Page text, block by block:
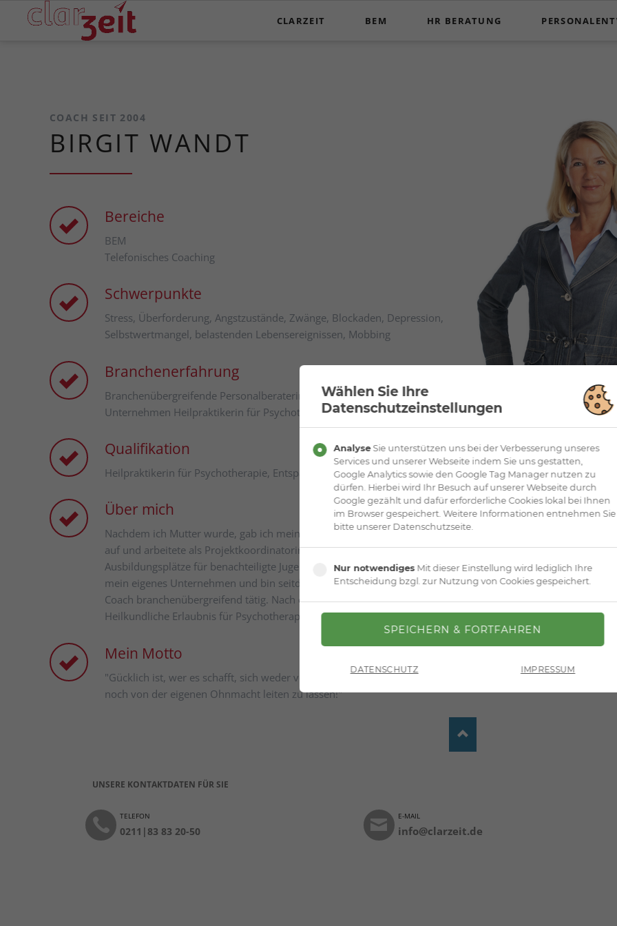
CLARZEIT BEM HR BERATUNG
COACH SEIT 2004
BIRGIT WANDT
Bereiche
BEM
Telefonisches Coaching
Schwerpunkte
Stress, Über­for­de­rung, Angst­zu­stän­de, Zwän­ge, Block­aden, De­press­ion,
Selbst­wert­man­gel, be­last­en­den Le­bens­er­eig­nissen, Mobbing
Branchenerfahrung
Branchenübergreifende Personalberaterin und Coach im eigenen
Unternehmen Heilpraktikerin für Psychotherapie in eigener Praxis
Qualifikation
Heilpraktikerin für Psychotherapie, Entspannungstrainerin und Coach
Über mich
Nachdem ich Mutter wurde, gab ich meinen Beruf im Hotelmanagement
auf und arbeitete als Projektkoordinatorin für die Schaffung zusätzlicher
Ausbildungsplätze für benachteiligte Jugendliche. 2004 gründete ich
mein eigenes Unternehmen und bin seitdem als Personalberaterin und
Coach branchenübergreifend tätig. Nach einem Studium erwarb ich die
Heilkundliche Erlaubnis für Psychotherapie.
Mein Motto
"Gücklich ist, wer es schafft, sich weder von der Macht der anderen,
noch von der eigenen Ohnmacht leiten zu lassen!"
UNSERE KONTAKTDATEN FÜR SIE
TELEFON
0211|83 83 20-50
E-MAIL
info@clarzeit.de
Wählen Sie Ihre
Datenschutzeinstellungen
Analyse Sie unterstützen uns bei der Verbesserung unseres
Services und unserer Webseite indem Sie uns gestatten,
Google Analytics sowie den Google Tag Manager nutzen zu
dürfen. Hierbei wird Ihr Besuch auf unserer Webseite durch
Google gezählt und dafür erforderliche Cookies lokal bei Ihnen
im Browser gespeichert. Weitere Informationen entnehmen Sie
bitte unserer Datenschutzseite.
Nur notwendiges Mit dieser Einstellung wird lediglich Ihre
Entscheidung bzgl. zur Nutzung von Cookies gespeichert.
DATENSCHUTZ IMPRESSUM